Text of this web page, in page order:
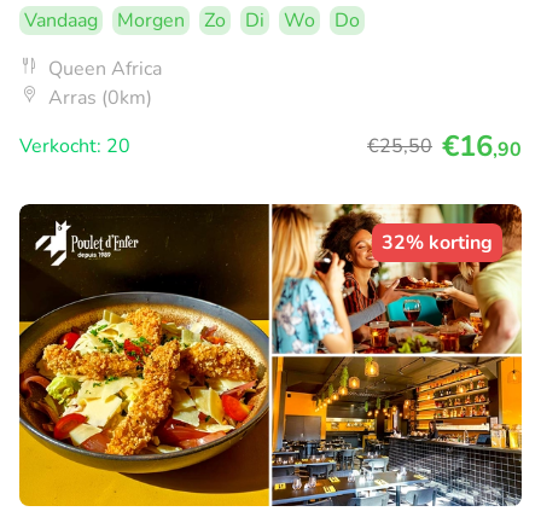
Vandaag Morgen Zo Di Wo
Do
Queen Africa
Arras (0km)
Verkocht: 20
€25,50 €16,90
32% korting